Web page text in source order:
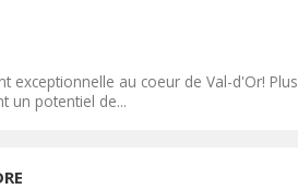
exceptionnelle au coeur de Val-d'Or! Plus
un potentiel de...